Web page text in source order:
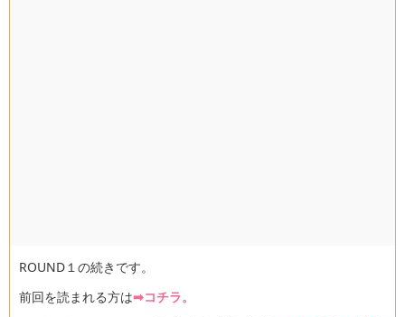
ROUND１の続きです。
前回を読まれる方は➡コチラ。